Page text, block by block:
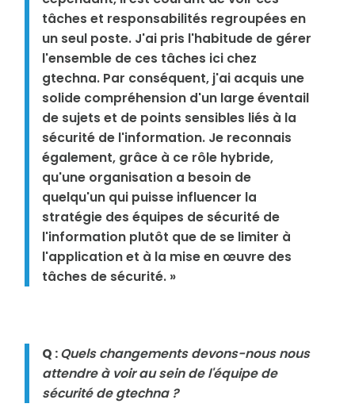
tâches et responsabilités regroupées en
un seul poste. J'ai pris l'habitude de gérer
l'ensemble de ces tâches ici chez
gtechna. Par conséquent, j'ai acquis une
solide compréhension d'un large éventail
de sujets et de points sensibles liés à la
sécurité de l'information. Je reconnais
également, grâce à ce rôle hybride,
qu'une organisation a besoin de
quelqu'un qui puisse influencer la
stratégie des équipes de sécurité de
l'information plutôt que de se limiter à
l'application et à la mise en œuvre des
tâches de sécurité. »
Q :Quels changements devons-nous nous
attendre à voir au sein de l'équipe de
sécurité de gtechna ?